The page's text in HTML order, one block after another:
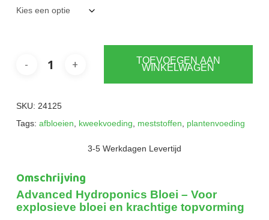
TOEVOEGEN AAN
WINKELWAGEN
SKU: 24125
Tags: afbloeien, kweekvoeding, meststoffen, plantenvoeding
3-5 Werkdagen Levertijd
Omschrijving
Advanced Hydroponics Bloei – Voor
explosieve bloei en krachtige topvorming